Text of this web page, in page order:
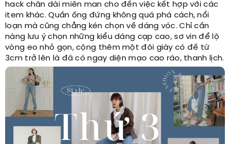
hack chân dài miên man cho đến việc kết hợp với các
item khác. Quần ống đứng không quá phá cách, nổi
loạn mà cũng chẳng kén chọn về dáng vóc. Chỉ cần
nàng lưu ý chọn những kiểu dáng cạp cao, sơ vin để lộ
vòng eo nhỏ gọn, cộng thêm một đôi giày có đế từ
3cm trở lên là đã có ngay diện mạo cao ráo, thanh lịch.